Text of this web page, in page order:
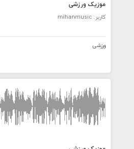
موزیک ورزشی
کاربر: mihanmusic
ورزشی